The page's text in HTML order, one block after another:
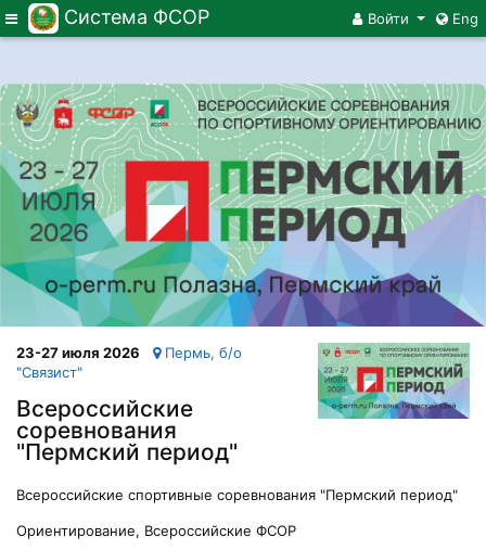
Меню Система ФСОР Войти Eng
23-27 июля 2026
Пермь, б/о
"Связист"
Всероссийские
соревнования
"Пермский период"
Всероссийские спортивные соревнования "Пермский период"
Ориентирование, Всероссийские ФСОР